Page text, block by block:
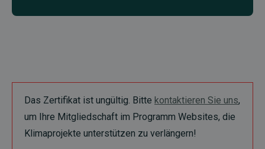
Das Zertifikat ist ungültig. Bitte kontaktieren Sie uns,
um Ihre Mitgliedschaft im Programm Websites, die
Klimaprojekte unterstützen zu verlängern!